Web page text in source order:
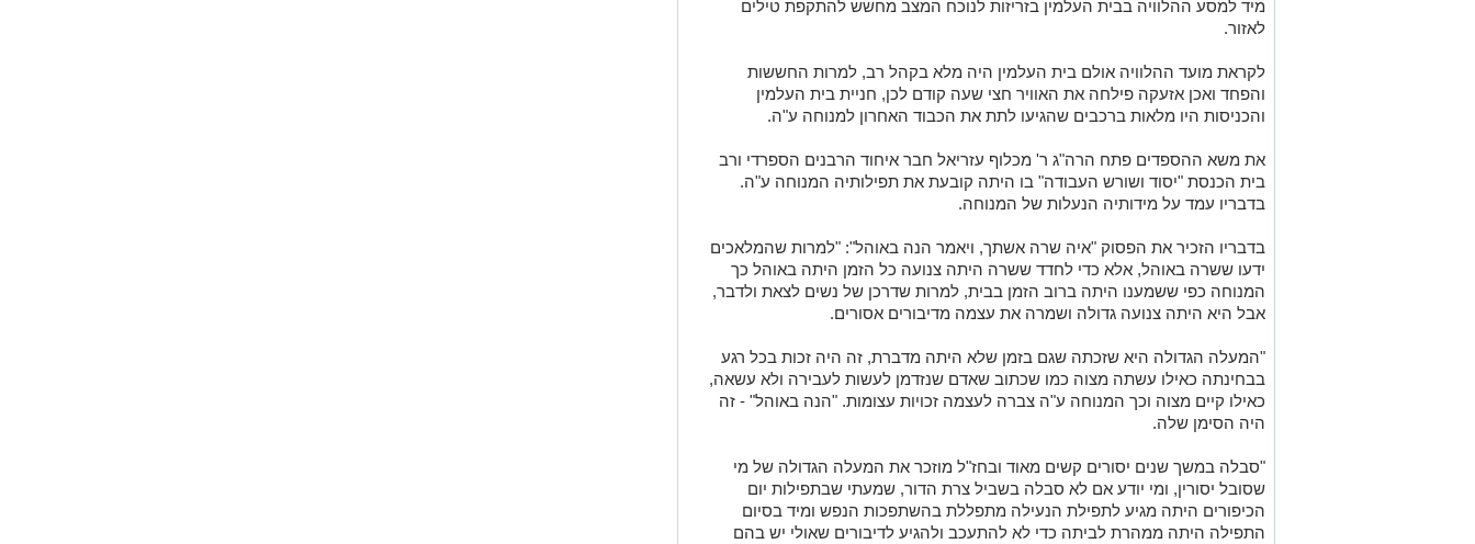
מיד למסע ההלוויה בבית העלמין בזריזות לנוכח המצב מחשש להתקפת טילים
לאזור.
לקראת מועד ההלוויה אולם בית העלמין היה מלא בקהל רב, למרות החששות
והפחד ואכן אזעקה פילחה את האוויר חצי שעה קודם לכן, חניית בית העלמין
והכניסות היו מלאות ברכבים שהגיעו לתת את הכבוד האחרון למנוחה ע"ה.
את משא ההספדים פתח הרה"ג ר' מכלוף עזריאל חבר איחוד הרבנים הספרדי ורב
בית הכנסת "יסוד ושורש העבודה" בו היתה קובעת את תפילותיה המנוחה ע"ה.
בדבריו עמד על מידותיה הנעלות של המנוחה.
בדבריו הזכיר את הפסוק "איה שרה אשתך, ויאמר הנה באוהל": "למרות שהמלאכים
ידעו ששרה באוהל, אלא כדי לחדד ששרה היתה צנועה כל הזמן היתה באוהל כך
המנוחה כפי ששמענו היתה ברוב הזמן בבית, למרות שדרכן של נשים לצאת ולדבר,
אבל היא היתה צנועה גדולה ושמרה את עצמה מדיבורים אסורים.
"המעלה הגדולה היא שזכתה שגם בזמן שלא היתה מדברת, זה היה זכות בכל רגע
בבחינתה כאילו עשתה מצוה כמו שכתוב שאדם שנזדמן לעשות לעבירה ולא עשאה,
כאילו קיים מצוה וכך המנוחה ע"ה צברה לעצמה זכויות עצומות. "הנה באוהל" - זה
היה הסימן שלה.
"סבלה במשך שנים יסורים קשים מאוד ובחז"ל מוזכר את המעלה הגדולה של מי
שסובל יסורין, ומי יודע אם לא סבלה בשביל צרת הדור, שמעתי שבתפילות יום
הכיפורים היתה מגיע לתפילת הנעילה מתפללת בהשתפכות הנפש ומיד בסיום
התפילה היתה ממהרת לביתה כדי לא להתעכב ולהגיע לדיבורים שאולי יש בהם